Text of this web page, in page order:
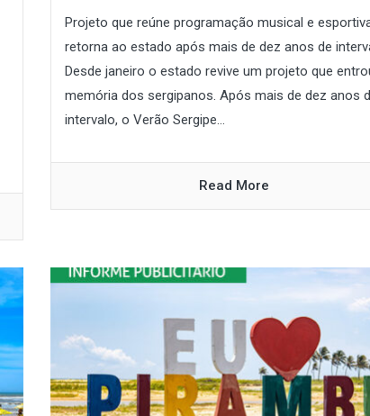
Projeto que reúne programação musical e
retorna ao estado após mais de dez anos de
Desde janeiro o estado revive um projeto que
memória dos sergipanos. Após mais de dez anos
intervalo, o Verão Sergipe...
Read More